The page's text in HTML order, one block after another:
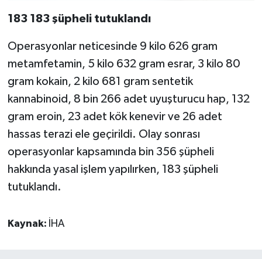
183 183 şüpheli tutuklandı
Operasyonlar neticesinde 9 kilo 626 gram
metamfetamin, 5 kilo 632 gram esrar, 3 kilo 80
gram kokain, 2 kilo 681 gram sentetik
kannabinoid, 8 bin 266 adet uyuşturucu hap, 132
gram eroin, 23 adet kök kenevir ve 26 adet
hassas terazi ele geçirildi. Olay sonrası
operasyonlar kapsamında bin 356 şüpheli
hakkında yasal işlem yapılırken, 183 şüpheli
tutuklandı.
Kaynak: İHA